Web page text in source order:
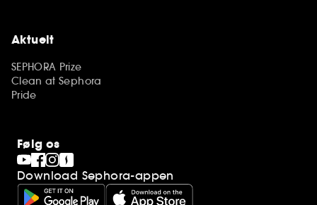
Aktuelt
SEPHORA Prize
Clean at Sephora
Pride
Følg os
Download Sephora-appen